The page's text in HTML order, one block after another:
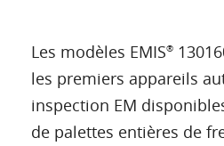
Les modèles EMIS®
les premiers appareils
inspection EM
de palettes entières de